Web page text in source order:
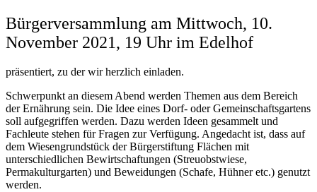
Bürgerversammlung am Mittwoch, 10.
November 2021, 19 Uhr im Edelhof
präsentiert, zu der wir herzlich einladen.
Schwerpunkt an diesem Abend werden Themen aus dem Bereich
der Ernährung sein. Die Idee eines Dorf- oder Gemeinschaftsgartens
soll aufgegriffen werden. Dazu werden Ideen gesammelt und
Fachleute stehen für Fragen zur Verfügung. Angedacht ist, dass auf
dem Wiesengrundstück der Bürgerstiftung Flächen mit
unterschiedlichen Bewirtschaftungen (Streuobstwiese,
Permakulturgarten) und Beweidungen (Schafe, Hühner etc.) genutzt
werden.